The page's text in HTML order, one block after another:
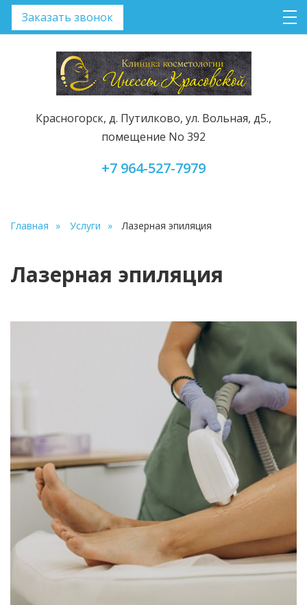
Красногорск, д. Путилково, ул. Вольная, д5.,
помещение No 392
+7 964-527-7979
Заказать звонок
Главная Услуги Лазерная эпиляция
Лазерная эпиляция